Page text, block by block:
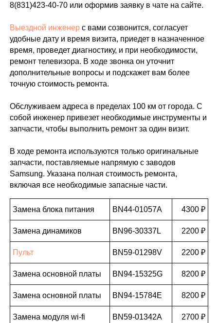
8(831)423-40-70 или оформив заявку в чате на сайте.
Выездной инженер с вами созвонится, согласует
удобные дату и время визита, приедет в назначенное
время, проведет диагностику, и при необходимости,
ремонт телевизора. В ходе звонка он уточнит
дополнительные вопросы и подскажет вам более
точную стоимость ремонта.
Обслуживаем адреса в пределах 100 км от города. С
собой инженер привезет необходимые инструменты и
запчасти, чтобы выполнить ремонт за один визит.
В ходе ремонта используются только оригинальные
запчасти, поставляемые напрямую с заводов
Samsung. Указана полная стоимость ремонта,
включая все необходимые запасные части.
Замена блока питания BN44-01057A 4300 ₽
Замена динамиков BN96-30337L 2200 ₽
Пульт BN59-01298V 2200 ₽
Замена основной платы BN94-15325G 8200 ₽
Замена основной платы BN94-15784E 8200 ₽
Замена модуля wi-fi BN59-01342A 2700 ₽